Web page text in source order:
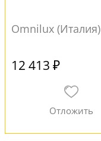
Omnilux (Италия)
12 413 ₽